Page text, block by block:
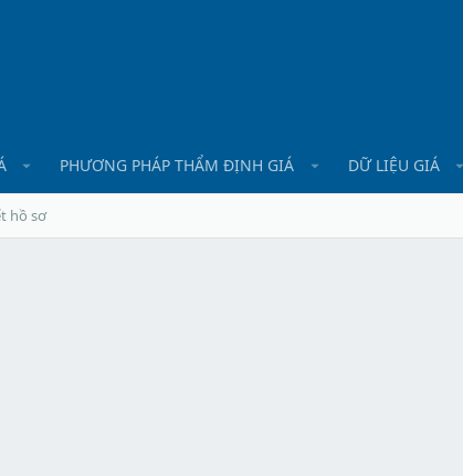
PHƯƠNG PHÁP THẨM ĐỊNH GIÁ DỮ LIỆU GIÁ
hồ sơ